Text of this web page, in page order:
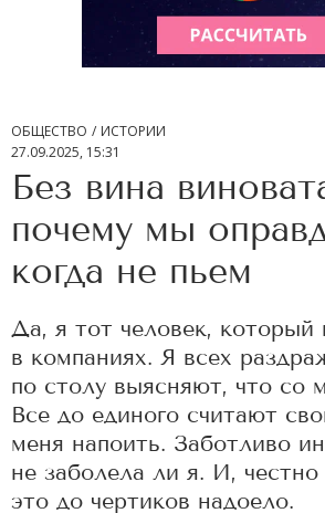
ОБЩЕСТВО
ИСТОРИИ
27.09.2025, 15:31
Без вина
почему мы
когда не пьем
Да, я тот человек, который
в компаниях. Я всех
по столу выясняют, что со
Все до единого считают
меня напоить. Заботливо
не заболела ли я. И, честно
это до чертиков надоело.